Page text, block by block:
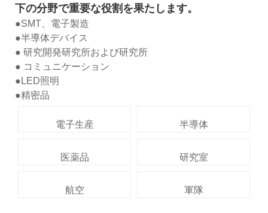
下の分野で重要な役割を果たします。
●SMT、電子製造
●半導体デバイス
● 研究開発研究所および研究所
● コミュニケーション
●LED照明
●精密品
電子生産 半導体
医薬品 研究室
航空 軍隊